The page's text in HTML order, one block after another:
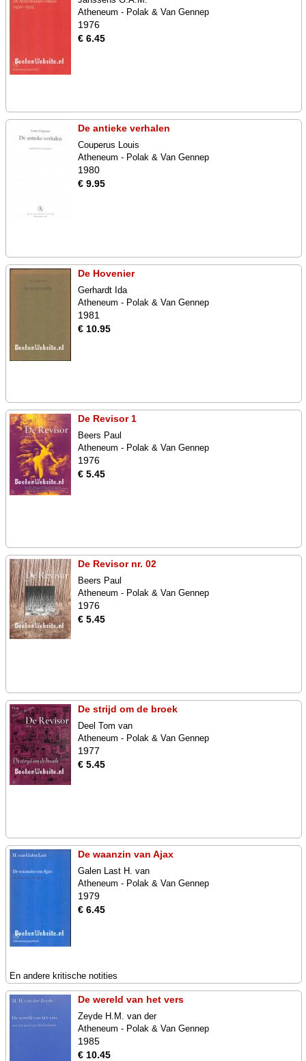
Atheneum - Polak & Van Gennep
1976
€ 6.45
De antieke verhalen
Couperus Louis
Atheneum - Polak & Van Gennep
1980
€ 9.95
De Hovenier
Gerhardt Ida
Atheneum - Polak & Van Gennep
1981
€ 10.95
De Revisor 1
Beers Paul
Atheneum - Polak & Van Gennep
1976
€ 5.45
De Revisor nr. 02
Beers Paul
Atheneum - Polak & Van Gennep
1976
€ 5.45
De strijd om de broek
Deel Tom van
Atheneum - Polak & Van Gennep
1977
€ 5.45
De waanzin van Ajax
Galen Last H. van
Atheneum - Polak & Van Gennep
1979
€ 6.45
En andere kritische notities
De wereld van het vers
Zeyde H.M. van der
Atheneum - Polak & Van Gennep
1985
€ 10.45